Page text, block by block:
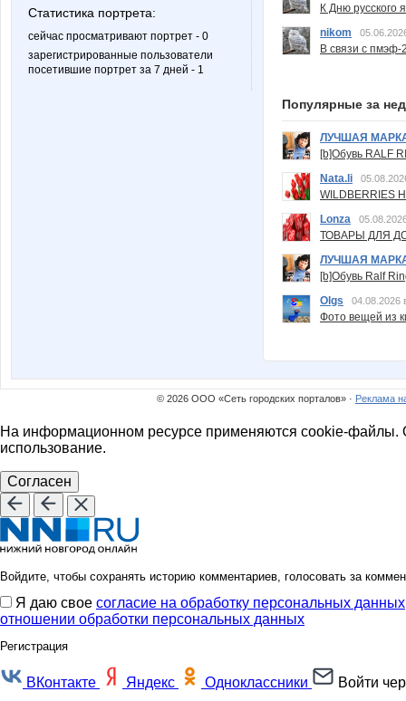
Статистика портрета:
сейчас просматривают портрет - 0
зарегистрированные пользователи
посетившие портрет за 7 дней - 1
К Дню русского
nikom
В связи с пмэф-
Популярные за
ЛУЧШАЯ
[b]Обувь RALF
Nata.li
Lonza
ТОВАРЫ ДЛЯ
ЛУЧШАЯ
[b]Обувь Ralf
Olgs
04.08.2026
Фото вещей из
© 2026 ООО «Сеть городских порталов» · Реклама
На информационном ресурсе применяются cookie-файлы.
использование.
Согласен
Войдите, чтобы сохранять историю комментариев, голосовать за
Я даю свое согласие на обработку персональных данных
отношении обработки персональных данных
Регистрация
ВКонтакте Яндекс Одноклассники Войти